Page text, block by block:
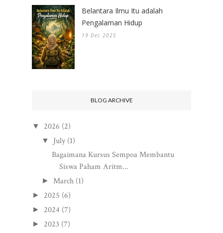
Belantara Ilmu Itu adalah
Pengalaman Hidup
19 Dec 2025
BLOG ARCHIVE
▼ 2026 (2)
▼ July (1)
Bagaimana Kursus Sempoa Membantu
Siswa Paham Aritm...
► March (1)
► 2025 (6)
► 2024 (7)
► 2023 (7)